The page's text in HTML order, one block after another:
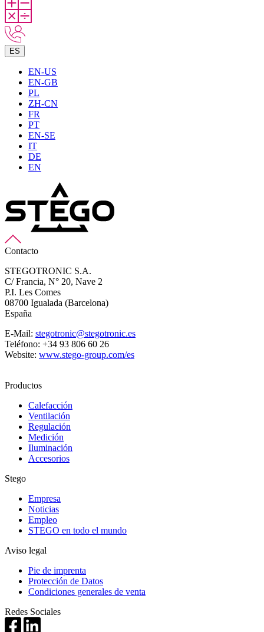
ES
EN-US
EN-GB
PL
ZH-CN
FR
PT
EN-SE
IT
DE
EN
Contacto
STEGOTRONIC S.A.
C/ Francia, N° 20, Nave 2
P.I. Les Comes
08700 Igualada (Barcelona)
España
E-Mail: stegotronic@stegotronic.es
Teléfono: +34 93 806 60 26
Website: www.stego-group.com/es
Productos
Calefacción
Ventilación
Regulación
Medición
Iluminación
Accesorios
Stego
Empresa
Noticias
Empleo
STEGO en todo el mundo
Aviso legal
Pie de imprenta
Protección de Datos
Condiciones generales de venta
Redes Sociales